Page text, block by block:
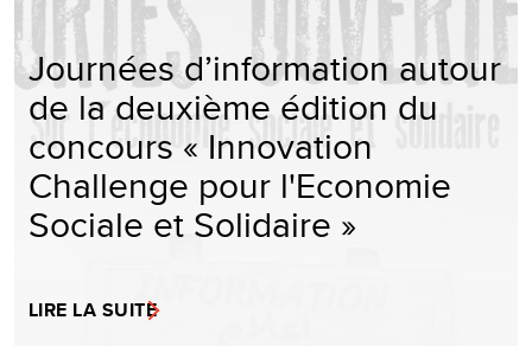
Journées d’information autour
de la deuxième édition du
concours « Innovation
Challenge pour l'Economie
Sociale et Solidaire »
LIRE LA SUITE